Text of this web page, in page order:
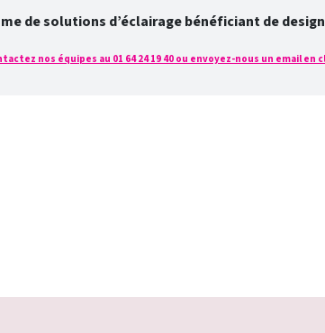
de solutions d’éclairage bénéficiant de
nos équipes au 01 64 24 19 40 ou envoyez-nous un email en